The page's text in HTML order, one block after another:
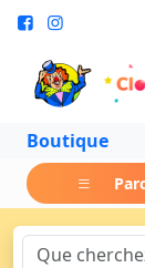
Boutique